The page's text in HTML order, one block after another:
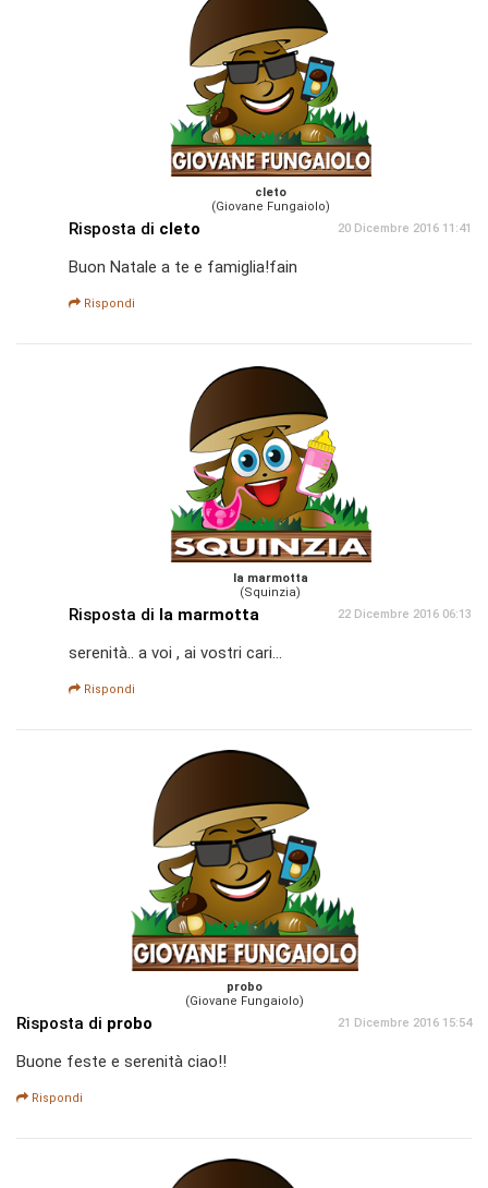
cleto
(Giovane Fungaiolo)
Risposta di cleto 20 Dicembre 2016 11:41
Buon Natale a te e famiglia!fain
Rispondi
la marmotta
(Squinzia)
Risposta di la marmotta 22 Dicembre 2016 06:13
serenità.. a voi , ai vostri cari...
Rispondi
probo
(Giovane Fungaiolo)
Risposta di probo 21 Dicembre 2016 15:54
Buone feste e serenità ciao!!
Rispondi